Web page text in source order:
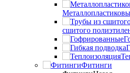
сшитого
Фитинги